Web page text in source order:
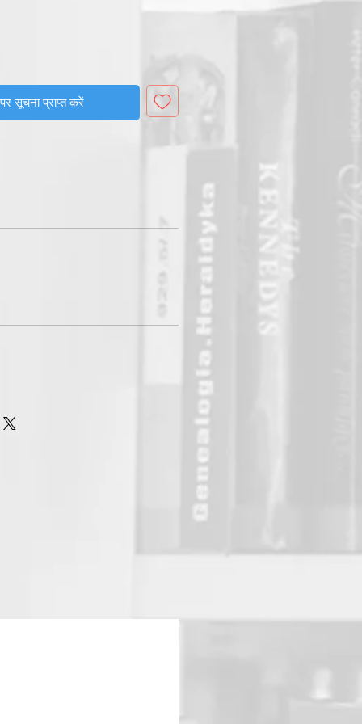
सूचना प्राप्त करें